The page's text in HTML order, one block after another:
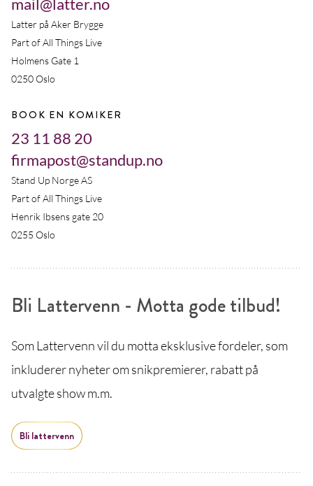
mail@latter.no
Latter på Aker Brygge
Part of All Things Live
Holmens Gate 1
0250 Oslo
BOOK EN KOMIKER
23 11 88 20
firmapost@standup.no
Stand Up Norge AS
Part of All Things Live
Henrik Ibsens gate 20
0255 Oslo
Bli Lattervenn - Motta gode tilbud!
Som Lattervenn vil du motta eksklusive fordeler, som
inkluderer nyheter om snikpremierer, rabatt på
utvalgte show m.m.
Bli lattervenn